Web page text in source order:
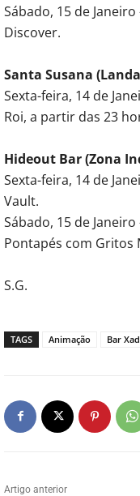
Sábado, 15 de
Discover.
Santa Susana
Sexta-feira, 14 de
Roi, a partir das 23
Hideout Bar (Zona
Sexta-feira, 14 de
Vault.
Sábado, 15 de
Pontapés com Gritos
S.G.
TAGS Animação Bar
Artigo anterior